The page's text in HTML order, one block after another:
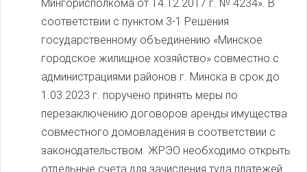
Мингорисполкома от 14.12.2017 г. № 4234». В
соответствии с пунктом 3-1 Решения
государственному объединению «Минское
городское жилищное хозяйство» совместно с
администрациями районов г. Минска в срок до
1.03.2023 г. поручено принять меры по
перезаключению договоров аренды имущества
совместного домовладения в соответствии с
законодательством. ЖРЭО необходимо открыть
отдельные счета для зачисления туда платежей